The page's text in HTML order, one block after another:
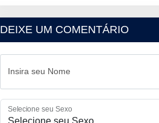
DEIXE UM COMENTÁRIO
Insira seu Nome
Selecione seu Sexo